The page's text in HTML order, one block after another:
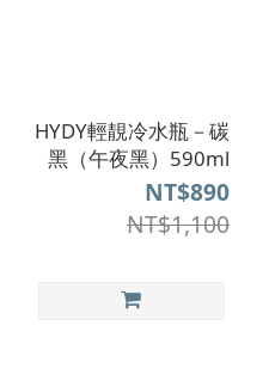
HYDY輕靚冷水瓶－碳
黑（午夜黑）590ml
NT$890
NT$1,100